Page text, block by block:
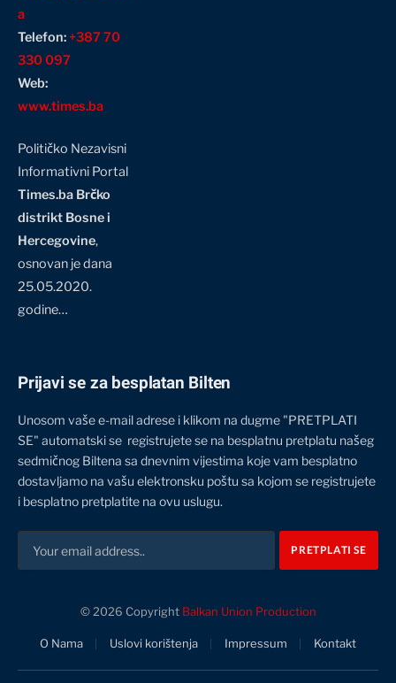
a
Telefon:+387 70
330 097
Web:
www.times.ba
Političko Nezavisni
Informativni Portal
Times.ba Brčko
distrikt Bosne i
Hercegovine,
osnovan je dana
25.05.2020.
godine…
Prijavi se za besplatan Bilten
Unosom vaše e-mail adrese i klikom na dugme "PRETPLATI
SE" automatski se registrujete se na besplatnu pretplatu našeg
sedmičnog Biltena sa dnevnim vijestima koje vam besplatno
dostavljamo na vašu elektronsku poštu sa kojom se registrujete
i besplatno pretplatite na ovu uslugu.
© 2026 Copyright Balkan Union Production
O Nama Uslovi korištenja Impressum Kontakt